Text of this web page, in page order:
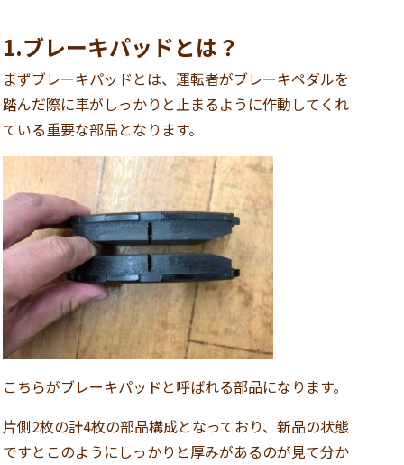
1.ブレーキパッドとは？
まずブレーキパッドとは、運転者がブレーキペダルを
踏んだ際に車がしっかりと止まるように作動してくれ
ている重要な部品となります。
こちらがブレーキパッドと呼ばれる部品になります。
片側2枚の計4枚の部品構成となっており、新品の状態
ですとこのようにしっかりと厚みがあるのが見て分か